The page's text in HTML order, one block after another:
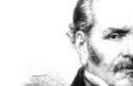
censura. E não podemos falar
geral, social, de cidadania, de
também de segmentos religiosos e,
lamentavelmente, o meio/
excluído, o que me parece
quando se tem algum conhecim...